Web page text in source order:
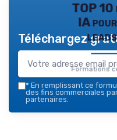
TOP
IA
Formations
Téléchargez
* En remplissant ce
des fins commerciales
partenaires.